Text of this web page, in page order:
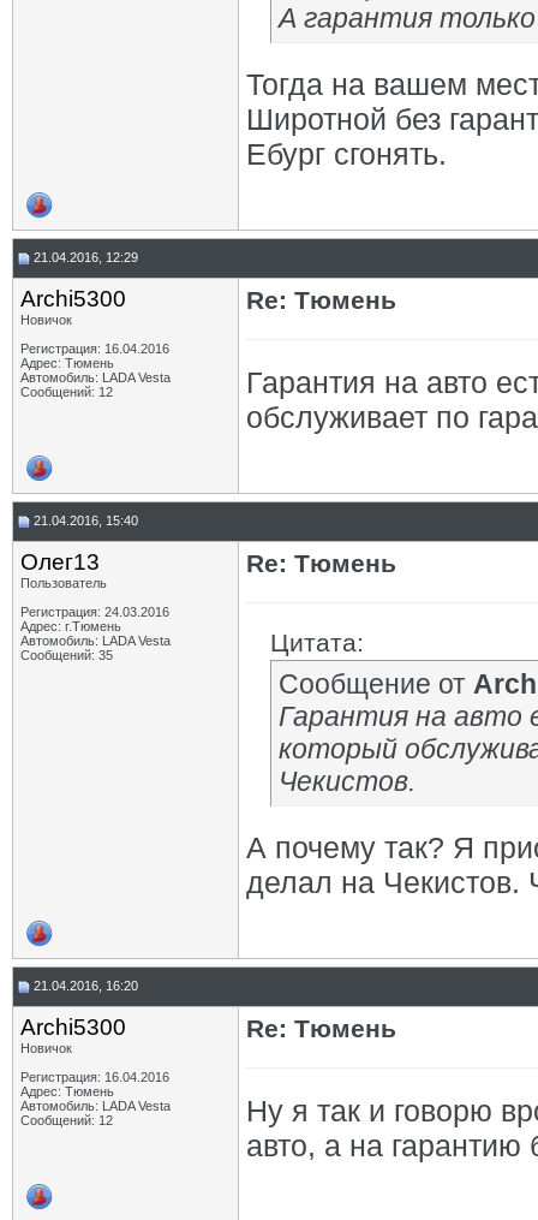
А гарантия
Тогда на вашем
Широтной без
Ебург сгонять.
21.04.2016, 12:29
Archi5300
Новичок
Регистрация: 16.04.2016
Адрес: Тюмень
Автомобиль: LADA Vesta
Сообщений: 12
Re: Тюмень
Гарантия на авто
обслуживает по
21.04.2016, 15:40
Олег13
Пользователь
Регистрация: 24.03.2016
Адрес: г.Тюмень
Автомобиль: LADA Vesta
Сообщений: 35
Re: Тюмень
Цитата:
Сообщение от
Гарантия на авто
который
Чекистов.
А почему так? Я
делал на Чекистов.
21.04.2016, 16:20
Archi5300
Новичок
Регистрация: 16.04.2016
Адрес: Тюмень
Автомобиль: LADA Vesta
Сообщений: 12
Re: Тюмень
Ну я так и говорю
авто, а на гарантию